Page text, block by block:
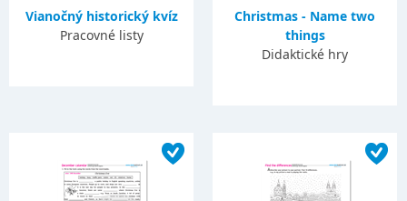
Vianočný historický kvíz
Pracovné listy
Christmas - Name two
things
Didaktické hry